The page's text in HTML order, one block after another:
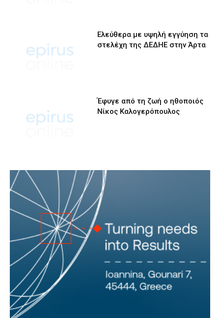
Ελεύθερα με υψηλή εγγύηση τα
στελέχη της ΔΕΔΗΕ στην Άρτα
Έφυγε από τη ζωή ο ηθοποιός
Νίκος Καλογερόπουλος